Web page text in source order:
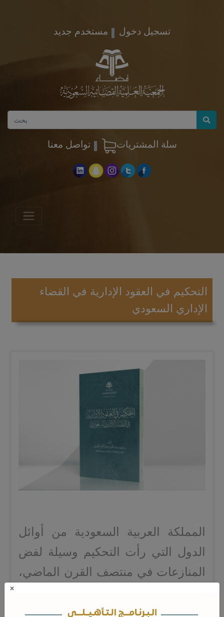
مستخدم جديد تسجيل دخول
تواصل معنا سلة المشتريات
التحكيم في العقود الإدارية في القضاء
الإداري السعودي
المملكة العربية السعودية من أوائل
الدول التي رأت التحكيم وسيلة لفض
المنازعات في منتصف القرن الماضي،
تشهد المملكة نهضة اقتصادية ضخمة
×